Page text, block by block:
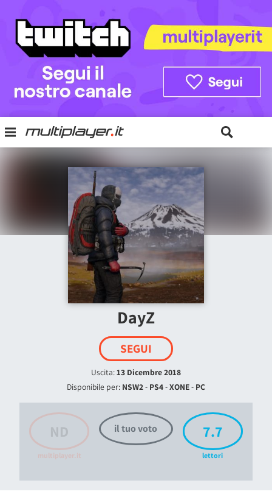
DayZ
SEGUI
Uscita:13 Dicembre 2018
Disponibile per: NSW2- PS4-XONE- PC
ND
multiplayer.it
il tuo voto 7.7
lettori